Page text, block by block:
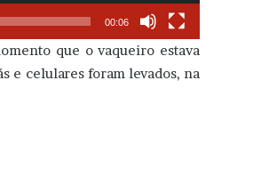
00:06
que o vaqueiro estava
e celulares foram levados, na